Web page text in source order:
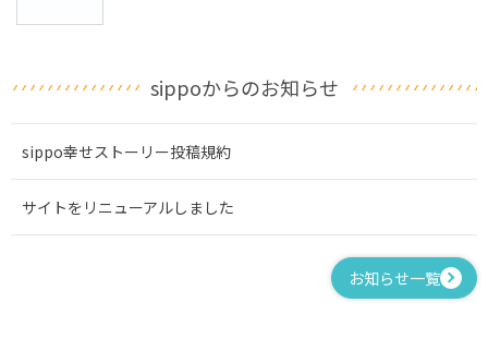
sippoからのお知らせ
sippo幸せストーリー投稿規約
サイトをリニューアルしました
お知らせ一覧